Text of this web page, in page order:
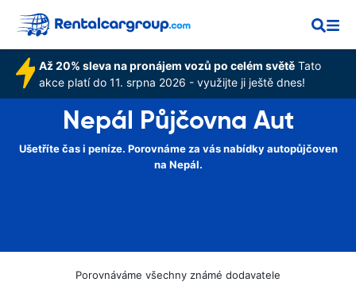
Až 20% sleva na pronájem vozů po celém světě Tato
akce platí do 11. srpna 2026 - využijte ji ještě dnes!
Nepál Půjčovna Aut
Ušetříte čas i peníze. Porovnáme za vás nabídky autopůjčoven
na Nepál.
Porovnáváme všechny známé dodavatele